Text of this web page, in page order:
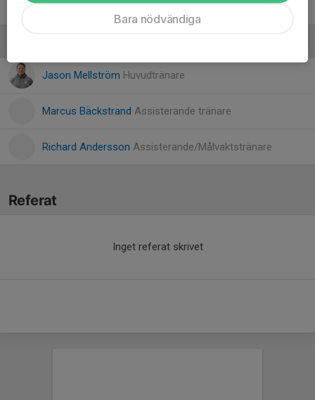
3. Wendy Saxholm
Jason Mellström Huvudtränare
Marcus Bäckstrand Assisterande tränare
Richard Andersson Assisterande/Målvaktstränare
Referat
Inget referat skrivet
Bara nödvändiga